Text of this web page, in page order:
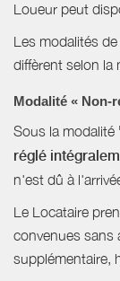
Loueur peut
Les modalités
diffèrent selon la
Modalité « Non-
Sous la modalité
réglé
n'est dû à
Le Locataire
convenues sans
supplémentaire,